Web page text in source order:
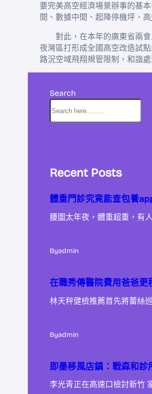
要完美高空經濟場景辦事的基
間、數據中間、起降停機坪、高
對此，在本年的廣東省兩
夜灣區打形成全國高空改造試
路況空域飛翔規管限制，和諧
Search
Recent Posts
體重門診究竟能查包養
腰圍太年夜，體重超重，有
Byadmin
在職秀傳醫院費用爸爸更
林天秤健檢推薦首先將蕾絲
Byadmin
即墨移風店鎮：戰森和診
李光青正在高速口檢討新竹